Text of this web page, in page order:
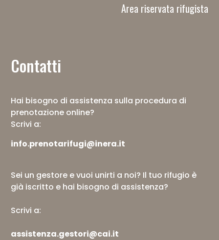
Area riservata rifugista
Contatti
Hai bisogno di assistenza sulla procedura di
prenotazione online?
Scrivi a:
info.prenotarifugi@inera.it
Sei un gestore e vuoi unirti a noi? Il tuo rifugio è
già iscritto e hai bisogno di assistenza?
Scrivi a:
assistenza.gestori@cai.it